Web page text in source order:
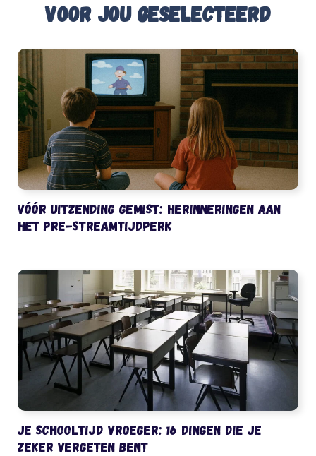
Voor jou geselecteerd
Vóór uitzending gemist: herinneringen aan
het pre-streamtijdperk
Je schooltijd vroeger: 16 dingen die je
zeker vergeten bent